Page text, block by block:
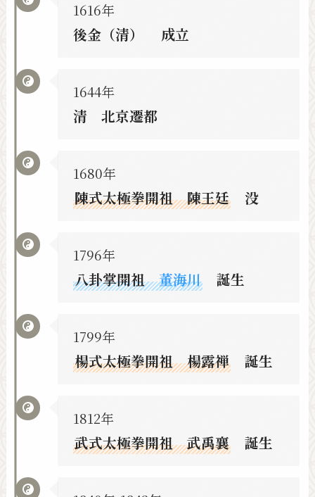
1616年
後金（清） 成立
1644年
清 北京遷都
1680年
陳式太極拳開祖 陳王廷 没
1796年
八卦掌開祖董海川 誕生
1799年
楊式太極拳開祖 楊露禅 誕生
1812年
武式太極拳開祖 武禹襄 誕生